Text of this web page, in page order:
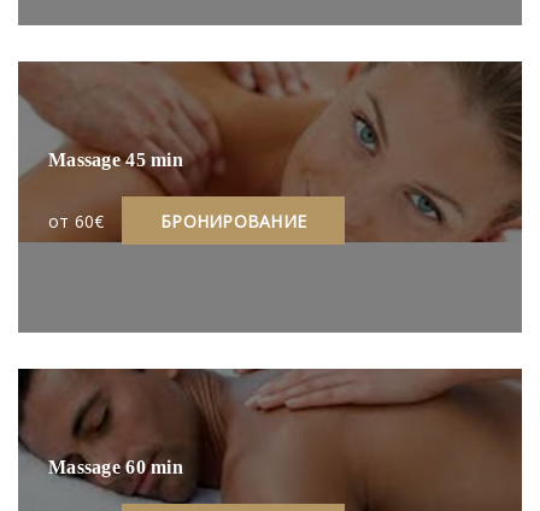
Massage 45 min
oт 60€ БРОНИРОВАНИЕ
Massage 60 min